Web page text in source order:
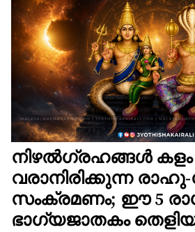
നിഴൽഗ്രഹങ്ങൾ കളം
വരാനിരിക്കുന്ന
സംക്രമണം; ഈ 5
ഭാഗ്യജാതകം